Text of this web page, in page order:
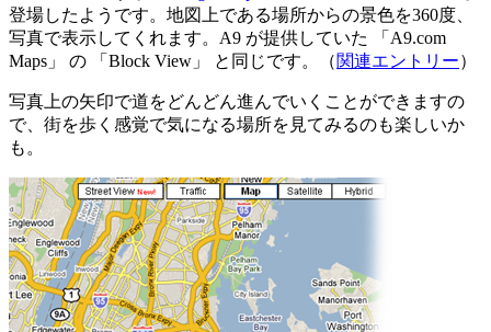
登場したようです。地図上である場所からの景色を360度、
写真で表示してくれます。A9 が提供していた 「A9.com
Maps」 の 「Block View」 と同じです。（関連エントリー）
写真上の矢印で道をどんどん進んでいくことができますの
で、街を歩く感覚で気になる場所を見てみるのも楽しいか
も。